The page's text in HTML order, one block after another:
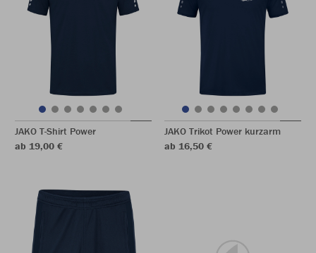
JAKO T-Shirt Power
ab 19,00 €
JAKO Trikot Power kurzarm
ab 16,50 €